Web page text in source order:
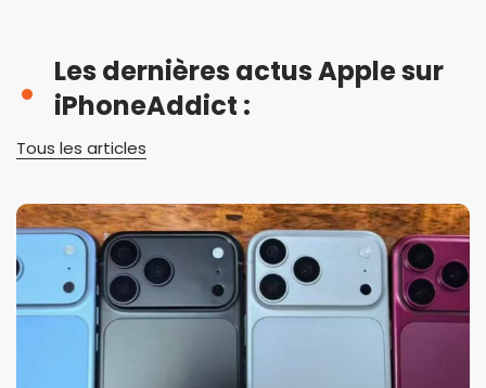
Les dernières actus Apple sur
iPhoneAddict :
Tous les articles